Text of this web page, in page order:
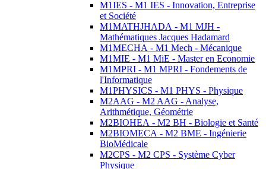
M1IES - M1 IES - Innovation, Entreprise
et Société
M1MATHJHADA - M1 MJH -
Mathématiques Jacques Hadamard
M1MECHA - M1 Mech - Mécanique
M1MIE - M1 MiE - Master en Economie
M1MPRI - M1 MPRI - Fondements de
l'Informatique
M1PHYSICS - M1 PHYS - Physique
M2AAG - M2 AAG - Analyse,
Arithmétique, Géométrie
M2BIOHEA - M2 BH - Biologie et Santé
M2BIOMECA - M2 BME - Ingénierie
BioMédicale
M2CPS - M2 CPS - Système Cyber
Physique